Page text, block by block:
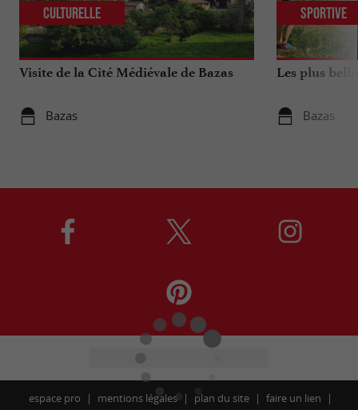
Visite de la Cité Médiévale de Bazas
Bazas
Culturelle
Les plus
Bazas
Sportive
espace pro mentions légales plan du site faire un lien